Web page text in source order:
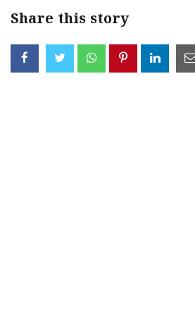
Share this story